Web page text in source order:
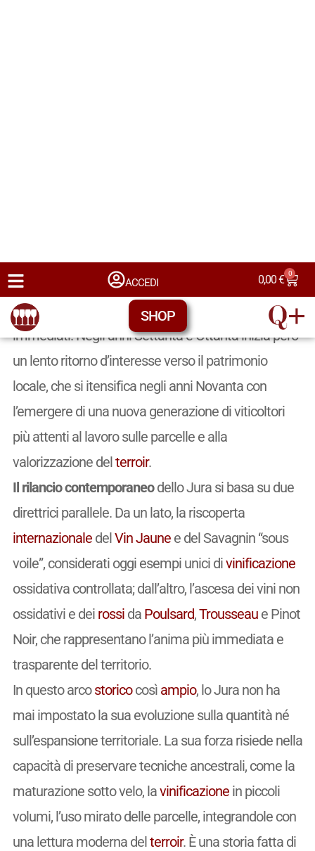
rurale e il crollo dei consumi di vini ossidativi
mettono in difficoltà molte aziende, costringendole
a ridurre le produzioni tradizionali in favore di stili più
immediati. Negli anni Settanta e Ottanta inizia però
un lento ritorno d’interesse verso il patrimonio
locale, che si itensifica negli anni Novanta con
l’emergere di una nuova generazione di viticoltori
più attenti al lavoro sulle parcelle e alla
valorizzazione delterroir.
Il rilancio contemporaneodello Jura si basa su due
direttrici parallele. Da un lato, la riscoperta
internazionaledelVin Jaunee del Savagnin “sous
voile”, considerati oggi esempi unici divinificazione
ossidativa controllata; dall’altro, l’ascesa dei vini non
ossidativi e dei rossida Poulsard,Trousseaue Pinot
Noir, che rappresentano l’anima più immediata e
trasparente del territorio.
In questo arcostoricocosì ampio, lo Jura non ha
mai impostato la sua evoluzione sulla quantità né
sull’espansione territoriale. La sua forza risiede nella
capacità di preservare tecniche ancestrali, come la
maturazione sotto velo, lavinificazionein piccoli
volumi, l’uso mirato delle parcelle, integrandole con
una lettura moderna delterroir. È una storia fatta di